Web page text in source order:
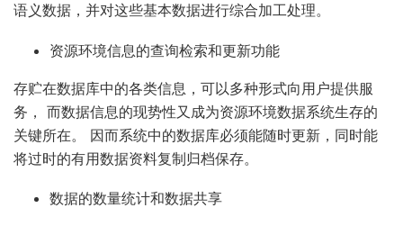
语义数据，并对这些基本数据进行综合加工处理。
资源环境信息的查询检索和更新功能
存贮在数据库中的各类信息，可以多种形式向用户提供服
务， 而数据信息的现势性又成为资源环境数据系统生存的
关键所在。 因而系统中的数据库必须能随时更新，同时能
将过时的有用数据资料复制归档保存。
数据的数量统计和数据共享